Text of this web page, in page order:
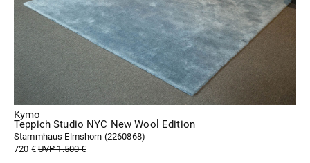
Kymo
Teppich Studio NYC New Wool Edition
Stammhaus Elmshorn (2260868)
720 €UVP 1.500 €